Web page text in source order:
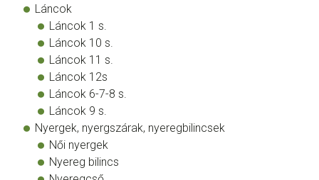
Láncok
Láncok 1 s.
Láncok 10 s.
Láncok 11 s.
Láncok 12s
Láncok 6-7-8 s.
Láncok 9 s.
Nyergek, nyergszárak, nyeregbilincsek
Női nyergek
Nyereg bilincs